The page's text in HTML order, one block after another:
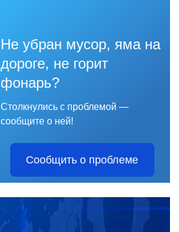
Не убран мусор, яма на
дороге, не горит
фонарь?
Столкнулись с проблемой —
сообщите о ней!
Сообщить о проблеме